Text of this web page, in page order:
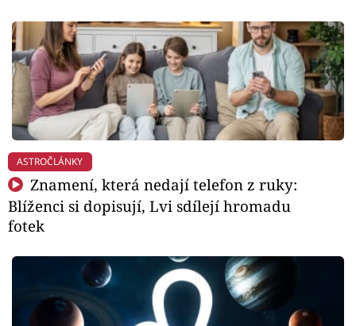
ASTROČLÁNKY
Znamení, která nedají telefon z ruky:
Blíženci si dopisují, Lvi sdílejí hromadu
fotek